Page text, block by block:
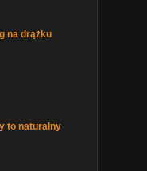
na drążku
to naturalny